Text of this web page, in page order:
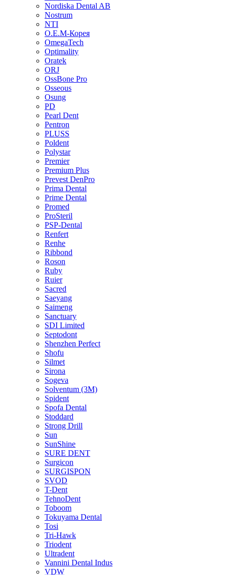
Nordiska Dental AB
Nostrum
NTI
O.E.M-Корея
OmegaTech
Optimality
Oratek
ORJ
OssBone Pro
Osseous
Osung
PD
Pearl Dent
Pentron
PLUSS
Poldent
Polystar
Premier
Premium Plus
Prevest DenPro
Prima Dental
Prime Dental
Promed
ProSteril
PSP-Dental
Renfert
Renhe
Ribbond
Roson
Ruby
Ruier
Sacred
Saeyang
Saimeng
Sanctuary
SDI Limited
Septodont
Shenzhen Perfect
Shofu
Silmet
Sirona
Sogeva
Solventum (3M)
Spident
Spofa Dental
Stoddard
Strong Drill
Sun
SunShine
SURE DENT
Surgicon
SURGISPON
SVOD
T-Dent
TehnoDent
Toboom
Tokuyama Dental
Tosi
Tri-Hawk
Triodent
Ultradent
Vannini Dental Indus
VDW